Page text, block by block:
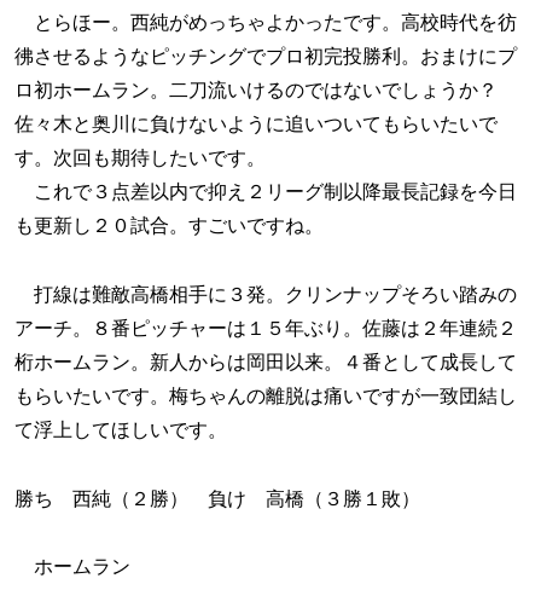
とらほー。西純がめっちゃよかったです。高校時代を彷
彿させるようなピッチングでプロ初完投勝利。おまけにプ
ロ初ホームラン。二刀流いけるのではないでしょうか？
佐々木と奥川に負けないように追いついてもらいたいで
す。次回も期待したいです。
これで３点差以内で抑え２リーグ制以降最長記録を今日
も更新し２０試合。すごいですね。
打線は難敵高橋相手に３発。クリンナップそろい踏みの
アーチ。８番ピッチャーは１５年ぶり。佐藤は２年連続２
桁ホームラン。新人からは岡田以来。４番として成長して
もらいたいです。梅ちゃんの離脱は痛いですが一致団結し
て浮上してほしいです。
勝ち 西純（２勝） 負け 高橋（３勝１敗）
ホームラン